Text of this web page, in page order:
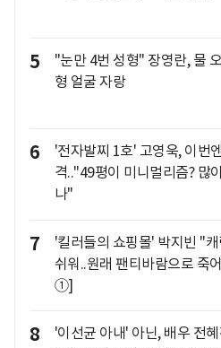
5
"눈만 4번 성형" 장영란, 물
형 얼굴 자랑
6
'전자발찌 1호' 고영욱, 이번
격.."49평이 미니멀리즘? 많
나"
7
'킬러들의 쇼핑몰' 박지빈 "
쉬워..원래 팬티바람으로 죽
①]
8
'이선균 아내' 아닌, 배우 전혜